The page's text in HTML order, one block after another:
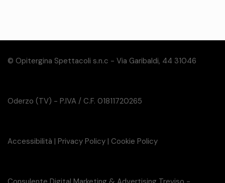
© Opitergina Spettacoli s.n.c - Via Garibaldi, 44 31046
Oderzo (TV) - P.IVA / C.F. 01811720265
Accessibilità | Privacy Policy | Cookie Policy